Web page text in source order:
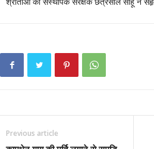
श्रोताओं का संस्थापक संरक्षक छत्रसाल साहू ने
Previous article